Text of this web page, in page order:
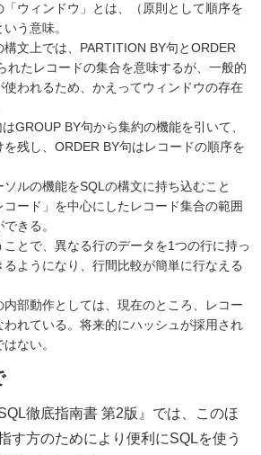
「ウィンドウ」とは、（原則として順序を
う意味。
構文上では、PARTITION BY句とORDER
れたレコードの集合を意味するが、一般的
使われるため、かえってウィンドウの存在
GROUP BY句から集約の機能を引いて、
を残し、ORDER BY句はレコードの順序を
ルの機能をSQLの構文に持ち込むこと
コード」を中心にしたレコード集合の範囲
きる。
ことで、異なる行のデータを1つの行に持っ
るようになり、行間比較が簡単に行なえる
内部動作としては、現在のところ、レコー
われている。将来的にハッシュが採用され
ない。
徹底指南書 第2版』では、このほ
す方のためにより便利にSQLを使う